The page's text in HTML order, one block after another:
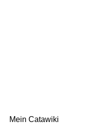
Mein Catawiki